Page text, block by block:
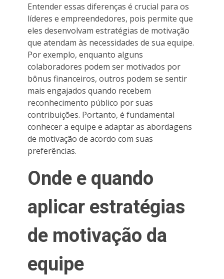
Entender essas diferenças é crucial para os
líderes e empreendedores, pois permite que
eles desenvolvam estratégias de motivação
que atendam às necessidades de sua equipe.
Por exemplo, enquanto alguns
colaboradores podem ser motivados por
bônus financeiros, outros podem se sentir
mais engajados quando recebem
reconhecimento público por suas
contribuições. Portanto, é fundamental
conhecer a equipe e adaptar as abordagens
de motivação de acordo com suas
preferências.
Onde e quando
aplicar estratégias
de motivação da
equipe